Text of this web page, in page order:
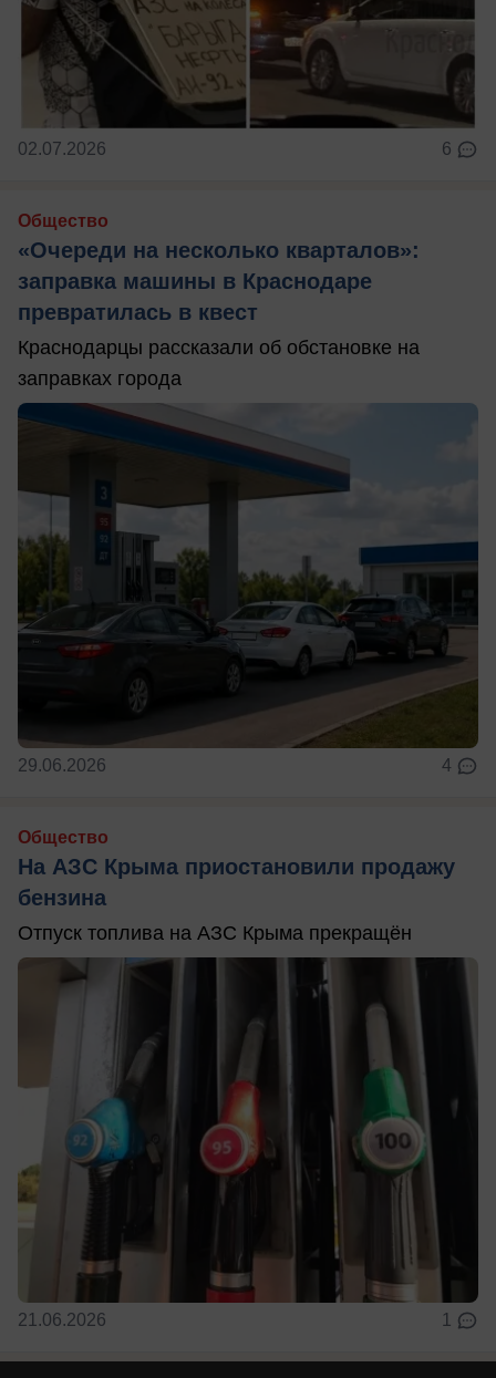
02.07.2026 6
Общество
«Очереди на несколько кварталов»:
заправка машины в Краснодаре
превратилась в квест
Краснодарцы рассказали об обстановке на
заправках города
29.06.2026 4
Общество
На АЗС Крыма приостановили продажу
бензина
Отпуск топлива на АЗС Крыма прекращён
21.06.2026 1